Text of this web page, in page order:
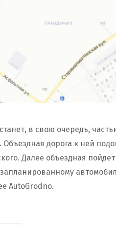
в свою очередь,
Объездная дорога к ней
Далее объездная
AutoGrodno.